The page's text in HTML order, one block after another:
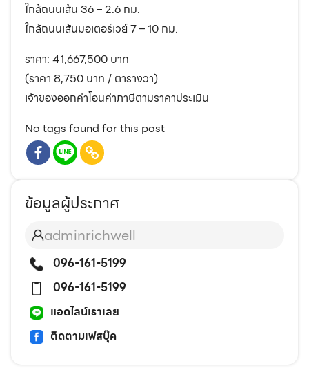
ใกล้ถนนเส้น 36 – 2.6 กม.
ใกล้ถนนเส้นมอเตอร์เวย์ 7 – 10 กม.
ราคา: 41,667,500 บาท
(ราคา 8,750 บาท / ตารางวา)
เจ้าของออกค่าโอนค่าภาษีตามราคาประเมิน
No tags found for this post
ข้อมูลผู้ประกาศ
adminrichwell
096-161-5199
096-161-5199
แอดไลน์เราเลย
ติดตามเฟสบุ๊ค